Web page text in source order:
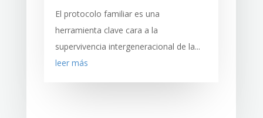
El protocolo familiar es una
herramienta clave cara a la
supervivencia intergeneracional de la...
leer más